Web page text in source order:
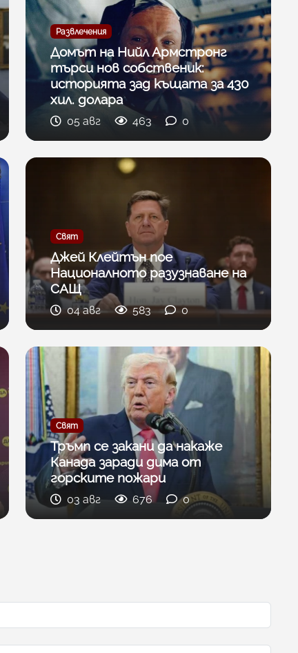
Развлечения
Домът на Нийл Армстронг
търси нов собственик:
историята зад къщата за 430
хил. долара
05 авг 463 0
Свят
Джей Клейтън пое
Националното разузнаване на
САЩ
04 авг 583 0
Свят
Тръмп се закани да накаже
Канада заради дима от
горските пожари
03 авг 676 0